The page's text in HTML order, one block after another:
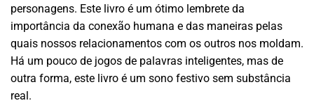
personagens. Este livro é um ótimo lembrete da
importância da conexão humana e das maneiras pelas
quais nossos relacionamentos com os outros nos moldam.
Há um pouco de jogos de palavras inteligentes, mas de
outra forma, este livro é um sono festivo sem substância
real.